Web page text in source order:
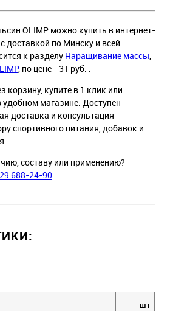
OLIMP можно купить в интернет-
доставкой по Минску и всей
к разделу Наращивание массы,
, по цене - 31 руб. .
корзину, купите в 1 клик или
удобном магазине. Доступен
доставка и консультация
спортивного питания, добавок и
составу или применению?
688-24-90.
шт